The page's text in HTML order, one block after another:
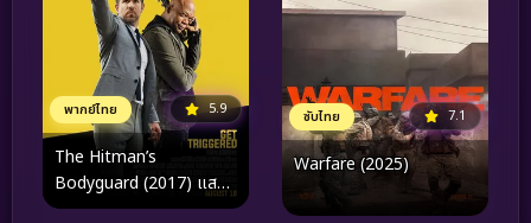
พากย์ไทย 5.9
The Hitman’s
Bodyguard (2017) แสบ
ซ่าส์ แบบว่าบอดี้การ์ด
ซับไทย 7.1
Warfare (2025)